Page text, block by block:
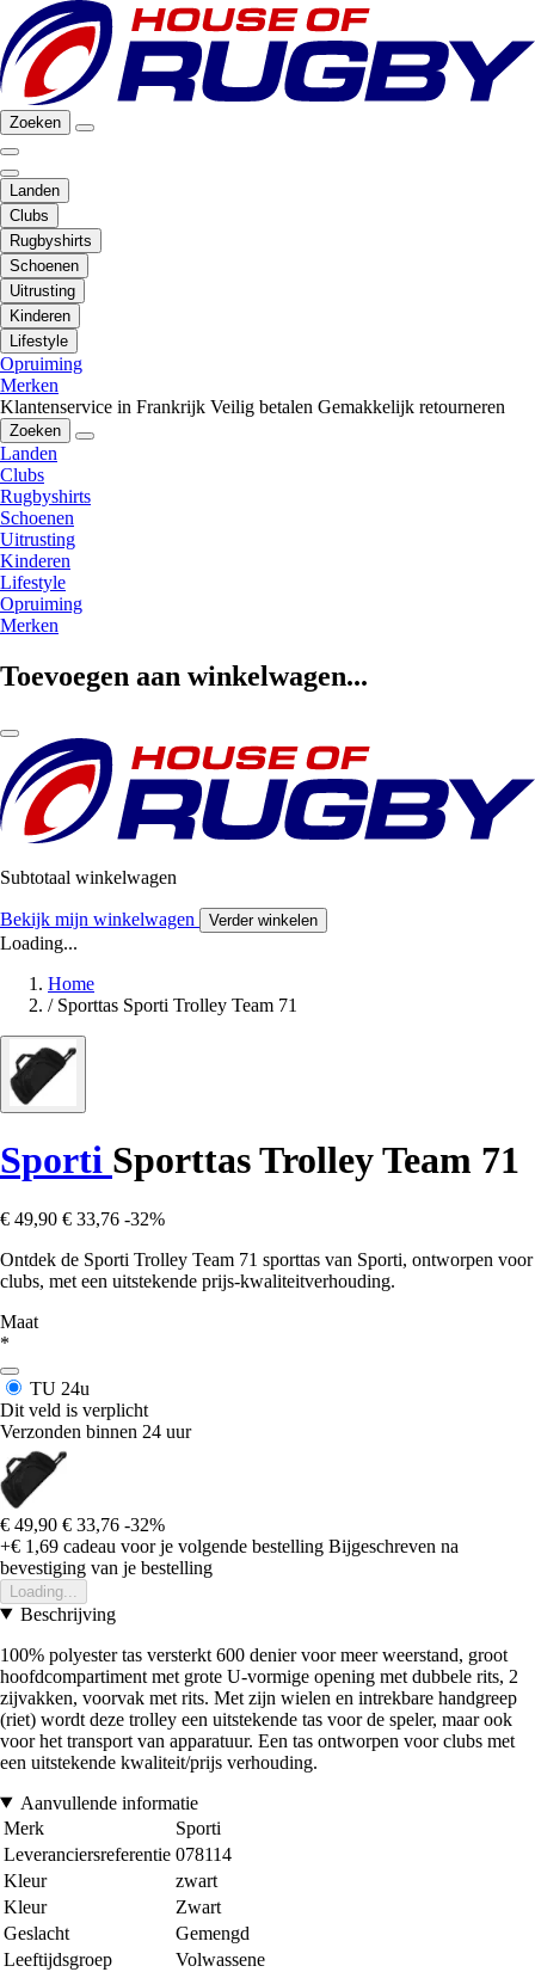
Zoeken
Landen
Clubs
Rugbyshirts
Schoenen
Uitrusting
Kinderen
Lifestyle
Opruiming
Merken
Klantenservice in Frankrijk Veilig betalen Gemakkelijk retourneren
Zoeken
Landen
Clubs
Rugbyshirts
Schoenen
Uitrusting
Kinderen
Lifestyle
Opruiming
Merken
Toevoegen aan winkelwagen...
Subtotaal winkelwagen
Bekijk mijn winkelwagen Verder winkelen
Loading...
Home
/ Sporttas Sporti Trolley Team 71
Sporti Sporttas Trolley Team 71
€ 49,90 € 33,76 -32%
Ontdek de Sporti Trolley Team 71 sporttas van Sporti, ontworpen voor
clubs, met een uitstekende prijs-kwaliteitverhouding.
Maat
*
TU 24u
Dit veld is verplicht
Verzonden binnen 24 uur
€ 49,90 € 33,76 -32%
+€ 1,69 cadeau voor je volgende bestelling Bijgeschreven na
bevestiging van je bestelling
Loading...
Beschrijving
100% polyester tas versterkt 600 denier voor meer weerstand, groot
hoofdcompartiment met grote U-vormige opening met dubbele rits, 2
zijvakken, voorvak met rits. Met zijn wielen en intrekbare handgreep
(riet) wordt deze trolley een uitstekende tas voor de speler, maar ook
voor het transport van apparatuur. Een tas ontworpen voor clubs met
een uitstekende kwaliteit/prijs verhouding.
Aanvullende informatie
Merk
Sporti
Leveranciersreferentie 078114
Kleur
zwart
Kleur
Zwart
Geslacht
Gemengd
Leeftijdsgroep
Volwassene